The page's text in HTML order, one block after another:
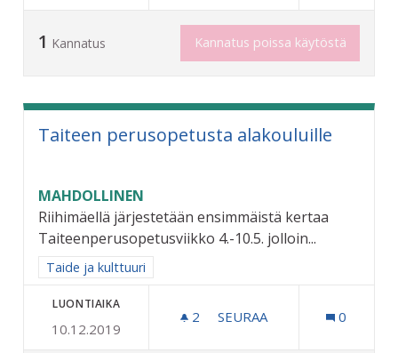
1 Kannatus Kannatus poissa käytöstä
Taiteen perusopetusta alakouluille
MAHDOLLINEN
Riihimäellä järjestetään ensimmäistä kertaa
Taiteenperusopetusviikko 4.-10.5. jolloin...
Rajaa tulokset aihepiirin mukaan: Taide ja kulttuuri
Taide ja kulttuuri
LUONTIAIKA
10.12.2019
2 2 SEURAAJAA
SEURAA 0